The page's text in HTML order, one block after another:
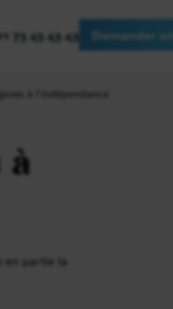
73 43 43 43 Demander
à l’indépendance
en partie la